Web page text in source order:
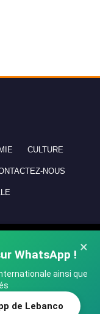
×
WhatsApp !
ainsi que
de Lebanco
CULTURE
NOUS